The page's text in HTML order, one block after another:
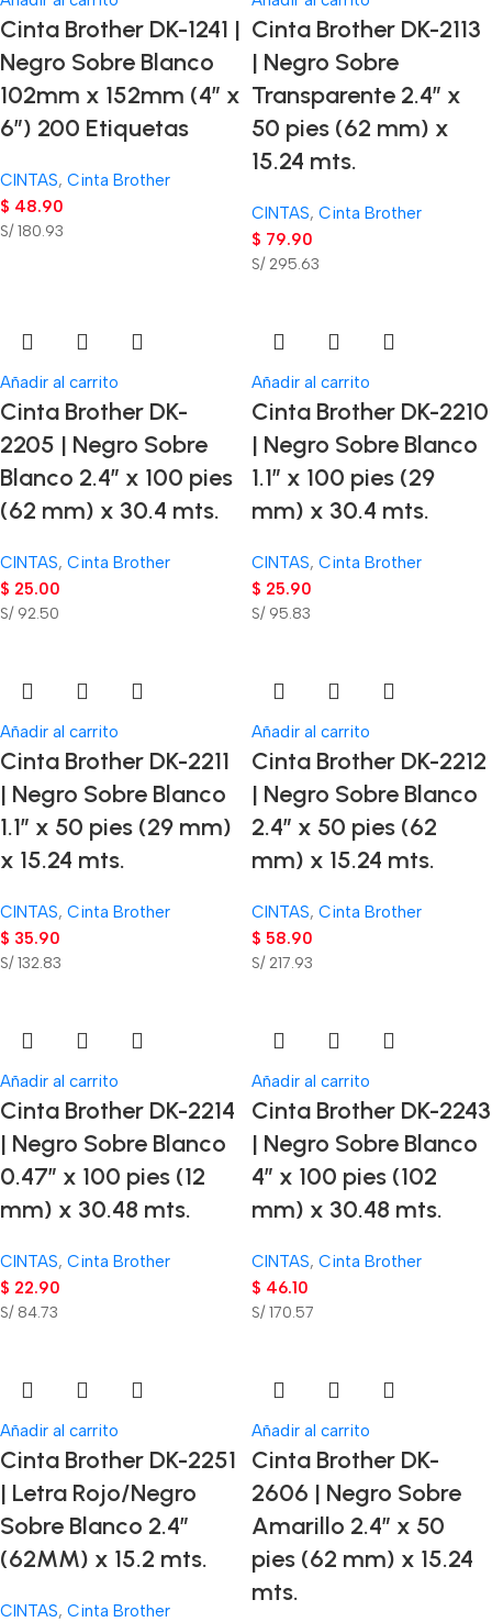
Cinta Brother DK-1241 |
Negro Sobre Blanco
102mm x 152mm (4″ x
6″) 200 Etiquetas
CINTAS, Cinta Brother
$ 48.90
S/ 180.93
Cinta Brother DK-2113
| Negro Sobre
Transparente 2.4″ x
50 pies (62 mm) x
15.24 mts.
CINTAS, Cinta Brother
$ 79.90
S/ 295.63
Añadir al carrito
Cinta Brother DK-
2205 | Negro Sobre
Blanco 2.4″ x 100 pies
(62 mm) x 30.4 mts.
CINTAS, Cinta Brother
$ 25.00
S/ 92.50
Añadir al carrito
Cinta Brother DK-2210
| Negro Sobre Blanco
1.1″ x 100 pies (29
mm) x 30.4 mts.
CINTAS, Cinta Brother
$ 25.90
S/ 95.83
Añadir al carrito
Cinta Brother DK-2211
| Negro Sobre Blanco
1.1″ x 50 pies (29 mm)
x 15.24 mts.
CINTAS, Cinta Brother
$ 35.90
S/ 132.83
Añadir al carrito
Cinta Brother DK-2212
| Negro Sobre Blanco
2.4″ x 50 pies (62
mm) x 15.24 mts.
CINTAS, Cinta Brother
$ 58.90
S/ 217.93
Añadir al carrito
Cinta Brother DK-2214
| Negro Sobre Blanco
0.47″ x 100 pies (12
mm) x 30.48 mts.
CINTAS, Cinta Brother
$ 22.90
S/ 84.73
Añadir al carrito
Cinta Brother DK-2243
| Negro Sobre Blanco
4″ x 100 pies (102
mm) x 30.48 mts.
CINTAS, Cinta Brother
$ 46.10
S/ 170.57
Añadir al carrito
Cinta Brother DK-2251
| Letra Rojo/Negro
Sobre Blanco 2.4″
(62MM) x 15.2 mts.
CINTAS, Cinta Brother
Añadir al carrito
Cinta Brother DK-
2606 | Negro Sobre
Amarillo 2.4″ x 50
pies (62 mm) x 15.24
mts.